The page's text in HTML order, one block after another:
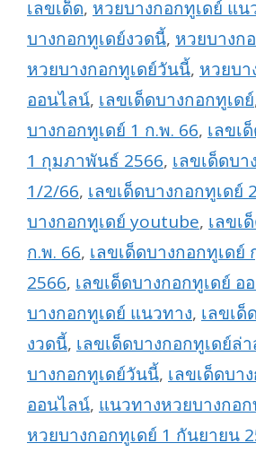
เลขเด็ด, หวยบางกอกทูเดย์ แน
บางกอกทูเดย์งวดนี้, หวยบางก
หวยบางกอกทูเดย์วันนี้, หวยบา
ออนไลน์, เลขเด็ดบางกอกทูเดย์
บางกอกทูเดย์ 1 ก.พ. 66, เลขเ
1 กุมภาพันธ์ 2566, เลขเด็ดบา
1/2/66, เลขเด็ดบางกอกทูเดย์
บางกอกทูเดย์ youtube, เลขเ
ก.พ. 66, เลขเด็ดบางกอกทูเด
2566, เลขเด็ดบางกอกทูเดย์ อ
บางกอกทูเดย์ แนวทาง, เลขเด็
งวดนี้, เลขเด็ดบางกอกทูเดย์ล่
บางกอกทูเดย์วันนี้, เลขเด็ดบา
ออนไลน์, แนวทางหวยบางกอก
หวยบางกอกทูเดย์ 1 กันยายน